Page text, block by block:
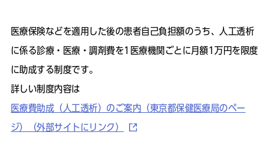
医療保険などを適用した後の患者自己負担額のうち、人工透析
に係る診療・医療・調剤費を1医療機関ごとに月額1万円を限度
に助成する制度です。
詳しい制度内容は
医療費助成（人工透析）のご案内（東京都保健医療局のペー
ジ）（外部サイトにリンク）